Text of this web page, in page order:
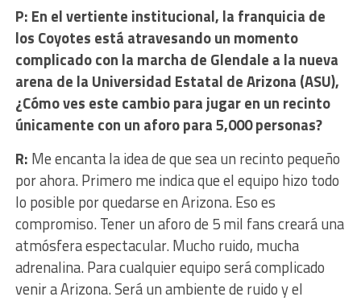
P: En el vertiente institucional, la franquicia de
los Coyotes está atravesando un momento
complicado con la marcha de Glendale a la nueva
arena de la Universidad Estatal de Arizona (ASU),
¿Cómo ves este cambio para jugar en un recinto
únicamente con un aforo para 5,000 personas?
R: Me encanta la idea de que sea un recinto pequeño
por ahora. Primero me indica que el equipo hizo todo
lo posible por quedarse en Arizona. Eso es
compromiso. Tener un aforo de 5 mil fans creará una
atmósfera espectacular. Mucho ruido, mucha
adrenalina. Para cualquier equipo será complicado
venir a Arizona. Será un ambiente de ruido y el